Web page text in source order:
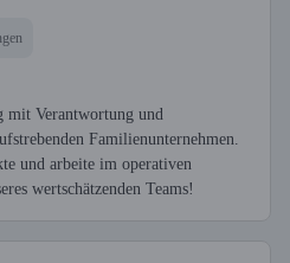
mit Verantwortung und
Familienunternehmen.
und arbeite im operativen
wertschätzenden Teams!